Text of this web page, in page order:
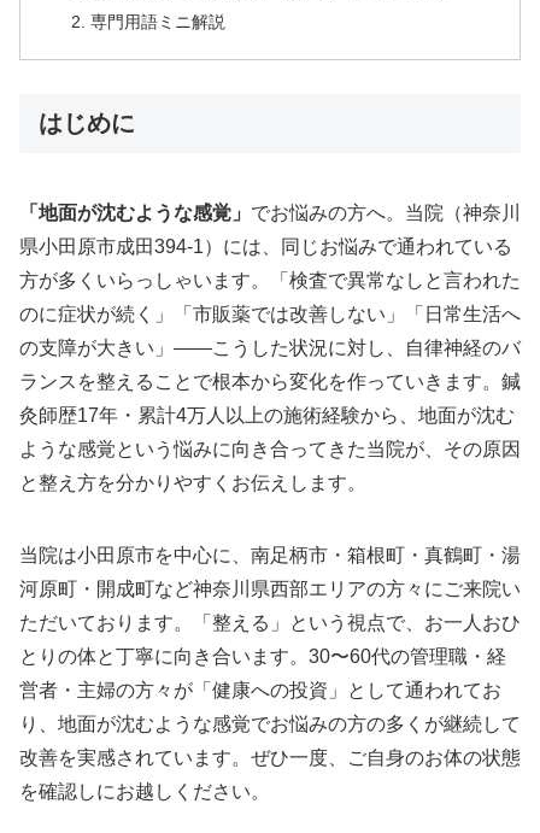
専門用語ミニ解説
はじめに
「地面が沈むような感覚」 でお悩みの方へ。当院（神奈川
県小田原市成田394-1）には、同じお悩みで通われている
方が多くいらっしゃいます。「検査で異常なしと言われた
のに症状が続く」「市販薬では改善しない」「日常生活へ
の支障が大きい」——こうした状況に対し、自律神経のバ
ランスを整えることで根本から変化を作っていきます。鍼
灸師歴17年・累計4万人以上の施術経験から、地面が沈む
ような感覚という悩みに向き合ってきた当院が、その原因
と整え方を分かりやすくお伝えします。
当院は小田原市を中心に、南足柄市・箱根町・真鶴町・湯
河原町・開成町など神奈川県西部エリアの方々にご来院い
ただいております。「整える」という視点で、お一人おひ
とりの体と丁寧に向き合います。30〜60代の管理職・経
営者・主婦の方々が「健康への投資」として通われてお
り、地面が沈むような感覚でお悩みの方の多くが継続して
改善を実感されています。ぜひ一度、ご自身のお体の状態
を確認しにお越しください。